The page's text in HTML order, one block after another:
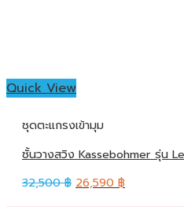
Quick View
ชุดตะแกรงเข้ามุม
ชั้นวางสวิง Kassebohmer รุ่น
32,500฿ 26,590 ฿